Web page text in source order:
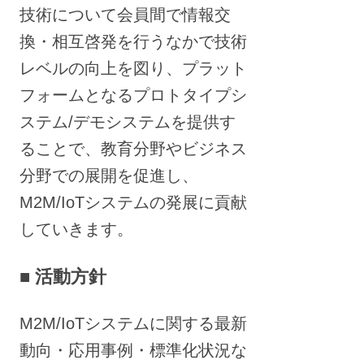
技術について会員間で情報交
換・相互啓発を行うなかで技術
レベルの向上を図り、プラット
フォームとなるプロトタイプシ
ステム/デモシステムを提供す
ることで、教育分野やビジネス
分野での展開を促進し、
M2M/IoTシステムの発展に貢献
していきます。
■ 活動方針
M2M/IoTシステムに関する最新
動向・応用事例・標準化状況な